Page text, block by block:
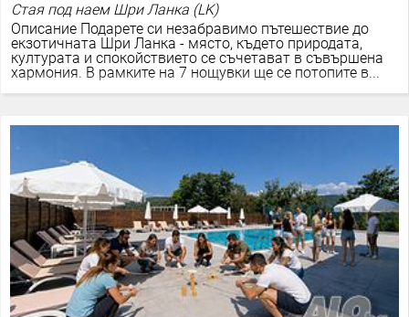
Стая под наем Шри Ланка (LK)
Описание Подарете си незабравимо пътешествие до
екзотичната Шри Ланка - място, където природата,
културата и спокойствието се съчетават в съвършена
хармония. В рамките на 7 нощувки ще се потопите в...